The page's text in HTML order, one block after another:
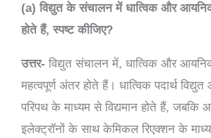
(a) विद्युत के संचालन में धात्विक और
होते हैं, स्पष्ट कीजिए?
उत्तर- विद्युत संचालन में, धात्विक और
महत्वपूर्ण अंतर होते हैं। धात्विक पदार्थ
परिपथ के माध्यम से विद्यमान होते हैं, जबकि
इलेक्ट्रॉनों के साथ केमिकल रिएक्शन के